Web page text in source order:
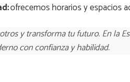
ofrecemos horarios y espacios
y transforma tu futuro. En la
con confianza y habilidad.